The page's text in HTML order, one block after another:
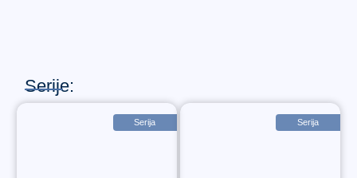
Serije:
Serija Serija